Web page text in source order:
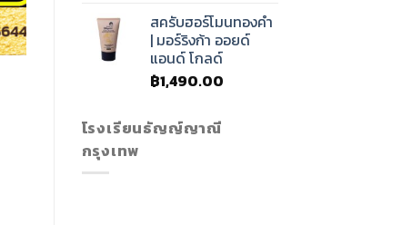
สครับฮอร์โมนทองคำ
| มอร์ริงก้า ออยด์
แอนด์ โกลด์
฿1,490.00
โรงเรียนธัญญ์ญาณี
กรุงเทพ